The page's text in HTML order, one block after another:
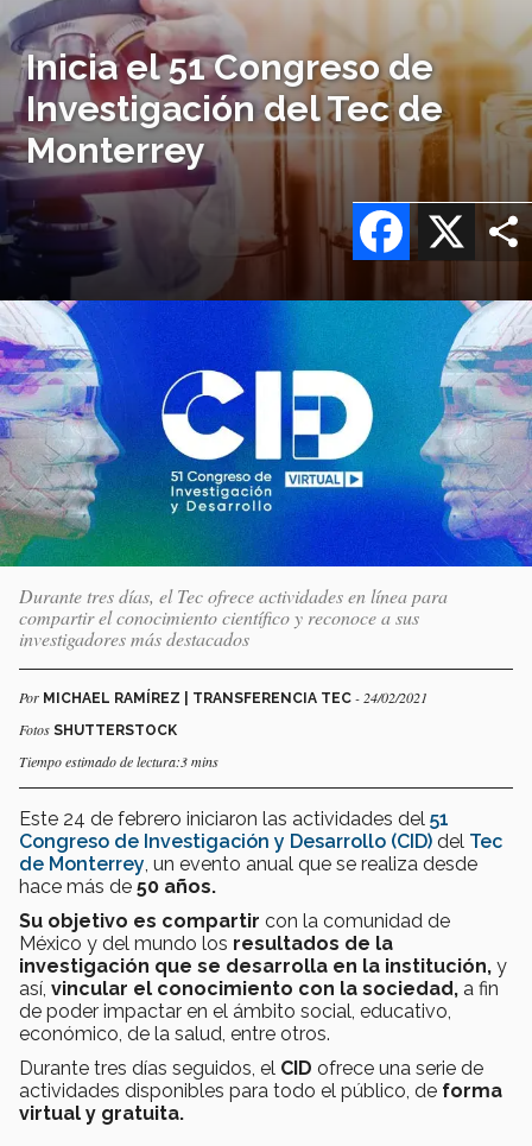
Inicia el 51 Congreso de
Investigación del Tec de
Monterrey
X
Facebook
Imagen
o
logo
Durante tres días, el Tec ofrece actividades en línea para
compartir el conocimiento científico y reconoce a sus
investigadores más destacados
Por MICHAEL RAMÍREZ | TRANSFERENCIA TEC - 24/02/2021
Fotos SHUTTERSTOCK
Tiempo estimado de lectura:3 mins
Este 24 de febrero iniciaron las actividades del 51
Congreso de Investigación y Desarrollo (CID) del Tec
de Monterrey , un evento anual que se realiza desde
hace más de 50 años.
Su objetivo es compartir con la comunidad de
México y del mundo los resultados de la
investigación que se desarrolla en la institución, y
así, vincular el conocimiento con la sociedad, a fin
de poder impactar en el ámbito social, educativo,
económico, de la salud, entre otros.
Durante tres días seguidos, el CID ofrece una serie de
actividades disponibles para todo el público, de forma
virtual y gratuita.